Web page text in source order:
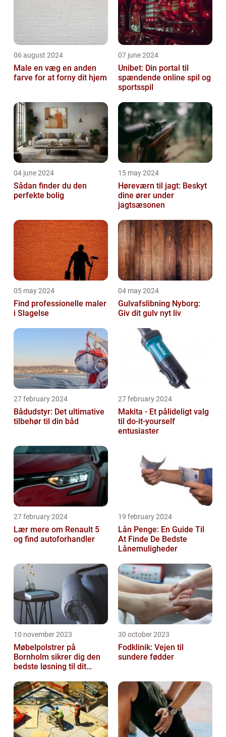
06 august 2024
Male en væg en anden
farve for at forny dit hjem
07 june 2024
Unibet: Din portal til
spændende online spil og
sportsspil
04 june 2024
Sådan finder du den
perfekte bolig
15 may 2024
Høreværn til jagt: Beskyt
dine ører under
jagtsæsonen
05 may 2024
Find professionelle maler
i Slagelse
04 may 2024
Gulvafslibning Nyborg:
Giv dit gulv nyt liv
27 february 2024
Bådudstyr: Det ultimative
tilbehør til din båd
27 february 2024
Makita - Et pålideligt valg
til do-it-yourself
entusiaster
27 february 2024
Lær mere om Renault 5
og find autoforhandler
19 february 2024
Lån Penge: En Guide Til
At Finde De Bedste
Lånemuligheder
10 november 2023
Møbelpolstrer på
Bornholm sikrer dig den
bedste løsning til dit
30 october 2023
Fodklinik: Vejen til
sundere fødder